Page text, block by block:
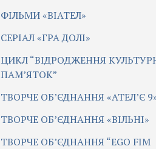
ФІЛЬМИ «ВІАТЕЛ»
СЕРІАЛ «ГРА ДОЛІ»
ЦИКЛ “ВІДРОДЖЕННЯ
ПАМ’ЯТОК”
ТВОРЧЕ ОБ’ЄДНАННЯ «АТЕЛ’Є
ТВОРЧЕ ОБ’ЄДНАННЯ «ВІЛЬНІ»
ТВОРЧЕ ОБ’ЄДНАННЯ “EGO FIM